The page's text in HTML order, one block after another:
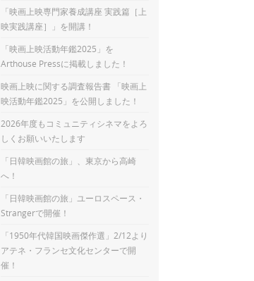
「映画上映専門家養成講座 実践篇［上
映実践講座］」を開講！
「映画上映活動年鑑2025」を
Arthouse Pressに掲載しました！
映画上映に関する調査報告書 「映画上
映活動年鑑2025」を公開しました！
2026年度もコミュニティシネマをよろ
しくお願いいたします
「日韓映画館の旅」、東京から高崎
へ！
「日韓映画館の旅」ユーロスペース・
Strangerで開催！
「1950年代韓国映画傑作選」2/12より
アテネ・フランセ文化センターで開
催！